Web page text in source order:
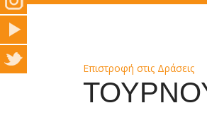
Επιστροφή στις Δράσεις